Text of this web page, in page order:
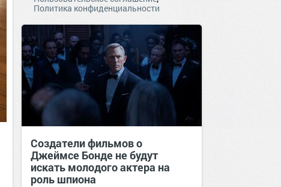
Политика конфиденциальности
Создатели фильмов о
Джеймсе Бонде не будут
искать молодого актера на
роль шпиона